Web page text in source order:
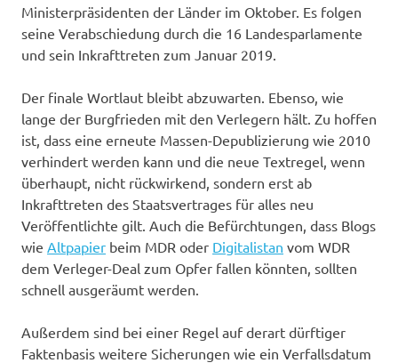
Ministerpräsidenten der Länder im Oktober. Es folgen
seine Verabschiedung durch die 16 Landesparlamente
und sein Inkrafttreten zum Januar 2019.
Der finale Wortlaut bleibt abzuwarten. Ebenso, wie
lange der Burgfrieden mit den Verlegern hält. Zu hoffen
ist, dass eine erneute Massen-Depublizierung wie 2010
verhindert werden kann und die neue Textregel, wenn
überhaupt, nicht rückwirkend, sondern erst ab
Inkrafttreten des Staatsvertrages für alles neu
Veröffentlichte gilt. Auch die Befürchtungen, dass Blogs
wie Altpapier beim MDR oder Digitalistan vom WDR
dem Verleger-Deal zum Opfer fallen könnten, sollten
schnell ausgeräumt werden.
Außerdem sind bei einer Regel auf derart dürftiger
Faktenbasis weitere Sicherungen wie ein Verfallsdatum